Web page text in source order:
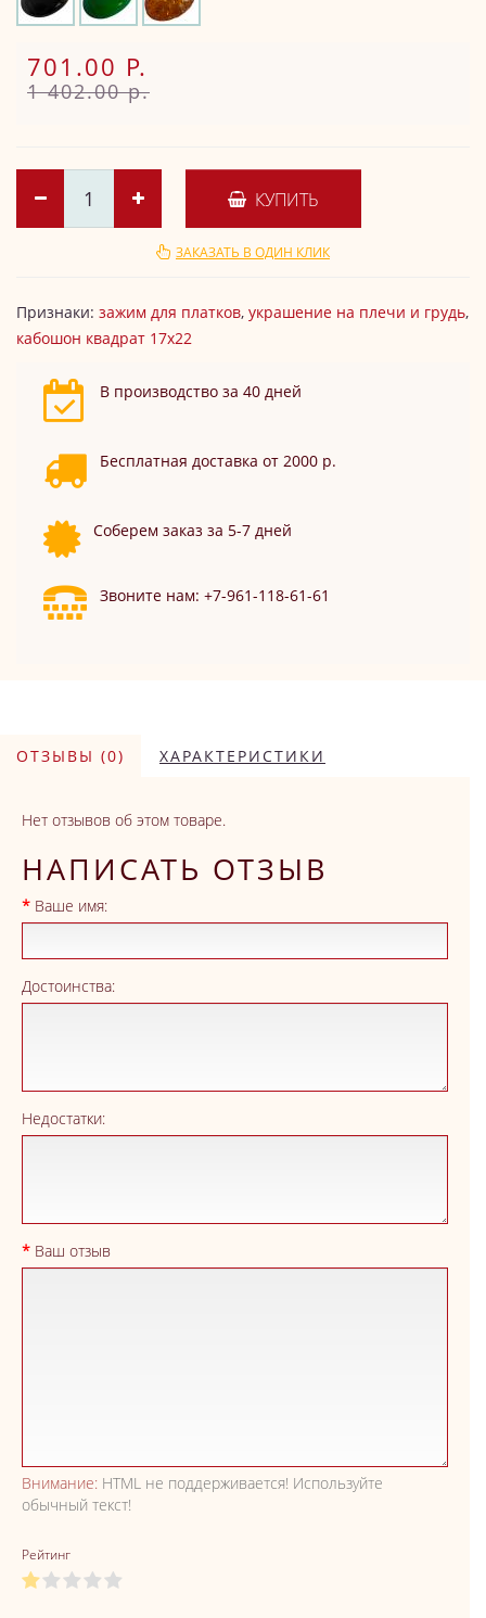
701.00 Р.
1 402.00 р.
КУПИТЬ
ЗАКАЗАТЬ В ОДИН КЛИК
Признаки: зажим для платков, украшение на плечи и грудь,
кабошон квадрат 17х22
В производство за 40 дней
Бесплатная доставка от 2000 р.
Соберем заказ за 5-7 дней
Звоните нам: +7-961-118-61-61
ОТЗЫВЫ (0) ХАРАКТЕРИСТИКИ
Нет отзывов об этом товаре.
НАПИСАТЬ ОТЗЫВ
Ваше имя:
Достоинства:
Недостатки:
Ваш отзыв
Внимание: HTML не поддерживается! Используйте
обычный текст!
Рейтинг